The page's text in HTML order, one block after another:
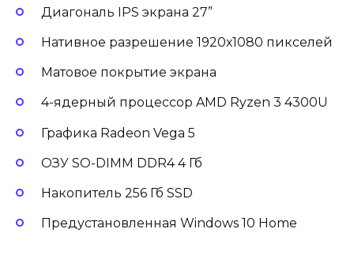
Диагональ IPS экрана 27”
Нативное разрешение 1920х1080 пикселей
Матовое покрытие экрана
4-ядерный процессор AMD Ryzen 3 4300U
Графика Radeon Vega 5
ОЗУ SO-DIMM DDR4 4 Гб
Накопитель 256 Гб SSD
Предустановленная Windows 10 Home